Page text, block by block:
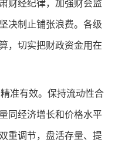
财经纪律，加强财会监
决制止铺张浪费。各级
，切实把财政资金用在
准有效。保持流动性合
同经济增长和价格水平
重调节，盘活存量、提